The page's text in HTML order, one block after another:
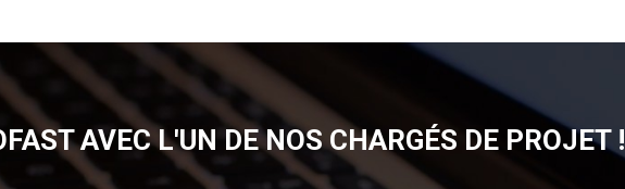
AVEC L'UN DE NOS CHARGÉS DE PROJET !